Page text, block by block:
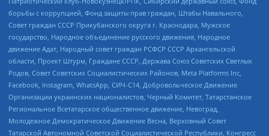
борьбы с коррупцией, Фонд защиты прав граждан, Штабы Навального,
Совет граждан СССР Прикубанского округа г. Краснодара, Мужское
государство, Народное объединение русского движения, Народное
движение Адат, Народный совет граждан РСФСР СССР Архангельской
области, Проект Штурм, Граждане СССР, Держава Союз Советских Светлых
Родов, Совет Советских Социалистических Районов, Meta Platforms Inc,
Facebook, Instagram, WhatsApp, СИЧ-С14, Добровольческое Движение
Организации украинских националистов, Черный Комитет, Татарстанское
Региональное Всетатарское общественное движение, Невоград,
Молодежное Демократическое Движение Весна, Верховный Совет
Татарской Автономной Советской Социалистической Республики, Конгресс